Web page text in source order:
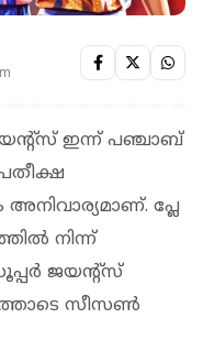
ഇന്ന് പഞ്ചാബ്
പ്ലേ
നിന്ന്
ജയന്‍റ്‌സ്
സീസൺ